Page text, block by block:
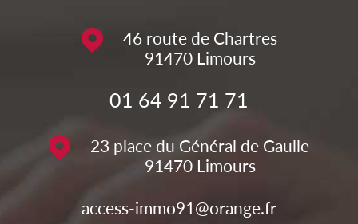
46 route de Chartres
91470 Limours
01 64 91 71 71
23 place du Général de Gaulle
91470 Limours
access-immo91@orange.fr